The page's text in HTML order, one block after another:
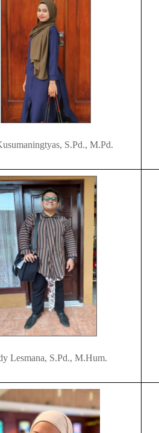
S.Pd., M.Pd.
Lesmana, S.Pd., M.Hum.